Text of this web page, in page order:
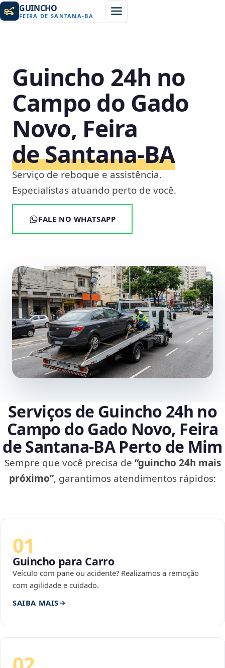
GUINCHO
FEIRA DE SANTANA-BA
Guincho 24h no
Campo do Gado
Novo, Feira
de Santana‑BA
Serviço de reboque e assistência.
Especialistas atuando perto de você.
FALE NO WHATSAPP
Serviços de Guincho 24h no
Campo do Gado Novo, Feira
de Santana‑BA Perto de Mim
Sempre que você precisa de “guincho 24h mais
próximo”, garantimos atendimentos rápidos:
01
Guincho para Carro
Veículo com pane ou acidente? Realizamos a remoção
com agilidade e cuidado.
SAIBA MAIS